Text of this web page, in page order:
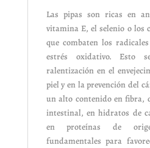
Las pipas son ricas en
vitamina E, el selenio o los
que combaten los
estrés oxidativo. Esto
ralentización en el
piel y en la prevención del
un alto contenido en fibra,
intestinal, en hidratos de
en proteínas de
fundamentales para